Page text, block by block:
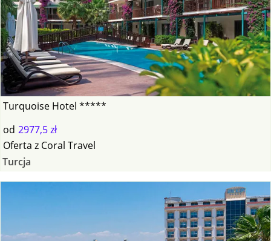
Turquoise Hotel *****
od 2977,5 zł
Oferta z Coral Travel
Turcja